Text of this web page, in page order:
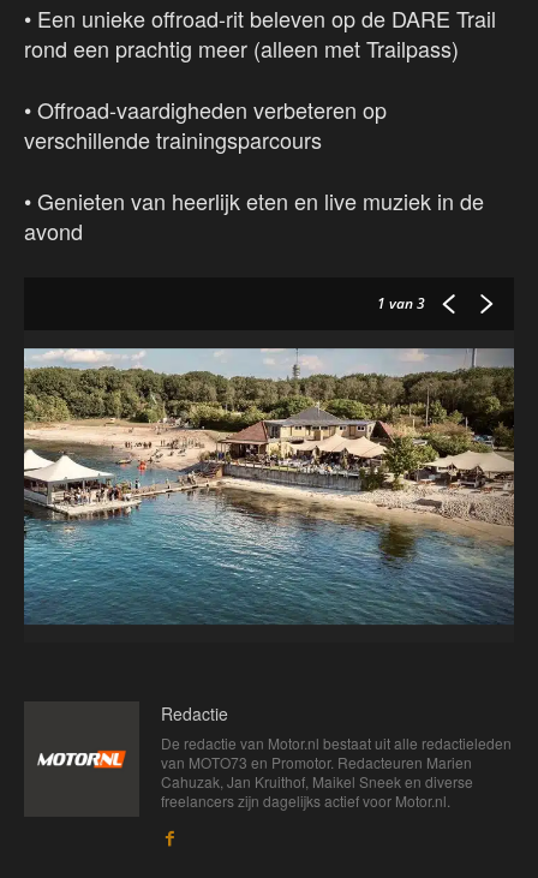
• Een unieke offroad-rit beleven op de DARE Trail
rond een prachtig meer (alleen met Trailpass)
• Offroad-vaardigheden verbeteren op
verschillende trainingsparcours
• Genieten van heerlijk eten en live muziek in de
avond
1 van 3
Redactie
De redactie van Motor.nl bestaat uit alle redactieleden
van MOTO73 en Promotor. Redacteuren Marien
Cahuzak, Jan Kruithof, Maikel Sneek en diverse
freelancers zijn dagelijks actief voor Motor.nl.